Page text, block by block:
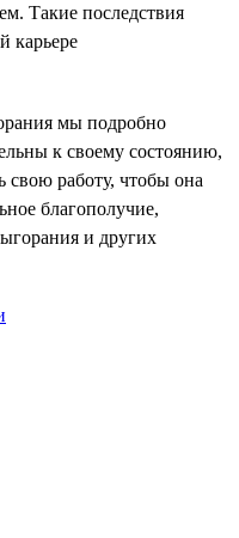
Такие последствия
карьере
мы подробно
к своему состоянию,
свою работу, чтобы она
благополучие,
и других